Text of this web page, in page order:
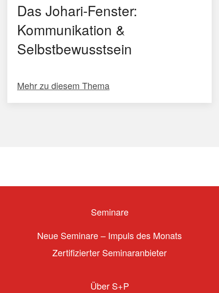
Das Johari-Fenster:
Kommunikation &
Selbstbewusstsein
Mehr zu diesem Thema
Seminare
Neue Seminare – Impuls des Monats
Zertifizierter Seminaranbieter
Über S+P